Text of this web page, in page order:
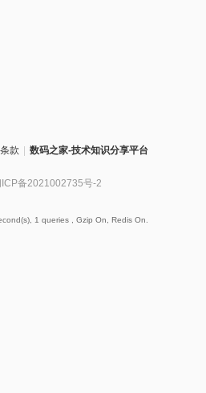
款 数码之家-技术知识分享平台
ICP备2021002735号-2
1 queries , Gzip On, Redis On.